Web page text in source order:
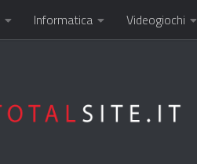
Informatica Videogiochi